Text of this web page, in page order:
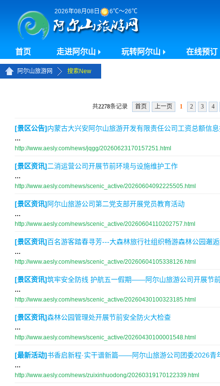
2026年08月08日 6℃～26℃
首页 走进阿尔山 玩转阿尔山 在线预订
阿尔山旅游网 >> 搜索New
共2278条记录 首页 上一页 1 2 3 4
[景区公告]内蒙古大兴安阿尔山旅游开发有限责任公司工资总额信
...
http://www.aesly.com/news/jqgg/20260623170157251.html
[景区资讯]二消运营公司开展节前环境与设施维护工作
...
http://www.aesly.com/news/scenic_active/20260604092225505.html
[景区资讯]阿尔山旅游公司第二党支部开展党员教育活动
...
http://www.aesly.com/news/scenic_active/20260604110202757.html
[景区资讯]百名游客踏春寻芳---大森林旅行社组织畅游森林公园邂
...
http://www.aesly.com/news/scenic_active/20260604105338126.html
[景区资讯]筑牢安全防线 护航五一假期——阿尔山旅游公司开展节
...
http://www.aesly.com/news/scenic_active/20260430100323185.html
[景区资讯]森林公园管理处开展节前安全防火大检查
...
http://www.aesly.com/news/scenic_active/20260430100001548.html
[最新活动]书香启新程·实干谱新篇——阿尔山旅游公司团委2026青
...
http://www.aesly.com/news/zuixinhuodong/20260319170122339.html